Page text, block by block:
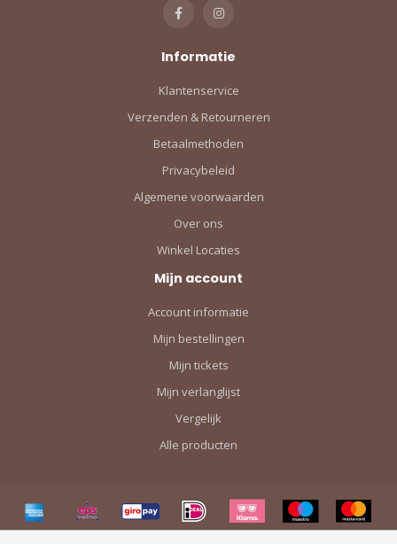
Informatie
Klantenservice
Verzenden & Retourneren
Betaalmethoden
Privacybeleid
Algemene voorwaarden
Over ons
Winkel Locaties
Mijn account
Account informatie
Mijn bestellingen
Mijn tickets
Mijn verlanglijst
Vergelijk
Alle producten